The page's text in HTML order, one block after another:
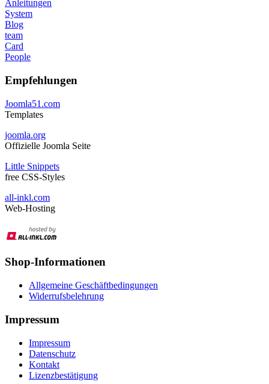
Anleitungen
System
Blog
team
Card
People
Empfehlungen
Joomla51.com
Templates
joomla.org
Offizielle Joomla Seite
Little Snippets
free CSS-Styles
all-inkl.com
Web-Hosting
Shop-Informationen
Allgemeine Geschäftbedingungen
Widerrufsbelehrung
Impressum
Impressum
Datenschutz
Kontakt
Lizenzbestätigung